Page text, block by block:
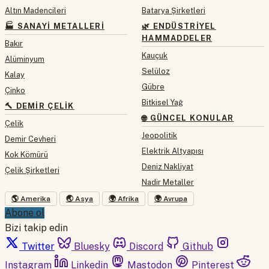
Altın Madencileri
🏭 SANAYI METALLERI
Bakır
Alüminyum
Kalay
Çinko
🔨 DEMIR ÇELIK
Çelik
Demir Cevheri
Kok Kömürü
Çelik Şirketleri
Batarya Şirketleri
🌿 ENDÜSTRIYEL
HAMMADDELER
Kauçuk
Selüloz
Gübre
Bitkisel Yağ
🌐 GÜNCEL KONULAR
Jeopolitik
Elektrik Altyapısı
Deniz Nakliyat
Nadir Metaller
🌎 Amerika 🌏 Asya 🌍 Afrika 🌍 Avrupa
Abone ol
Bizi takip edin
Twitter
Bluesky Discord
Github
Instagram
Linkedin Mastodon Pinterest